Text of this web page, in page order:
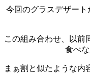
今回のグラスデザー
この組み合わせ、以前
食べ
まぁ割と似たような内